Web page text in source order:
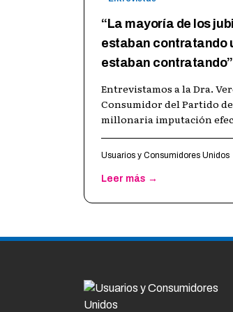
“La mayoría de los
estaban contratando
estaban contratando”
Entrevistamos a la Dra.
Consumidor del Partido
millonaria imputación
Usuarios y Consumidores Unidos
Leer más →